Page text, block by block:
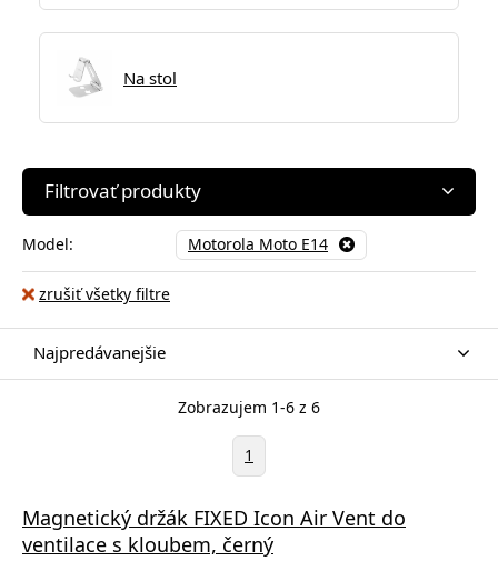
Na stol
Filtrovať produkty
Model: Motorola Moto E14
zrušiť všetky filtre
Najpredávanejšie
Zobrazujem 1-6 z 6
1
Magnetický držák FIXED Icon Air Vent do
ventilace s kloubem, černý